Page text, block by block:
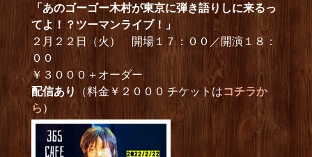
「あのゴーゴー木村が東京に弾き語りしに来るっ
てよ！？ツーマンライブ！」
２月２２日（火） 開場１７：００／開演１８：
００
￥３０００＋オーダー
配信あり （料金￥２０００ チケットはコチラか
ら ）